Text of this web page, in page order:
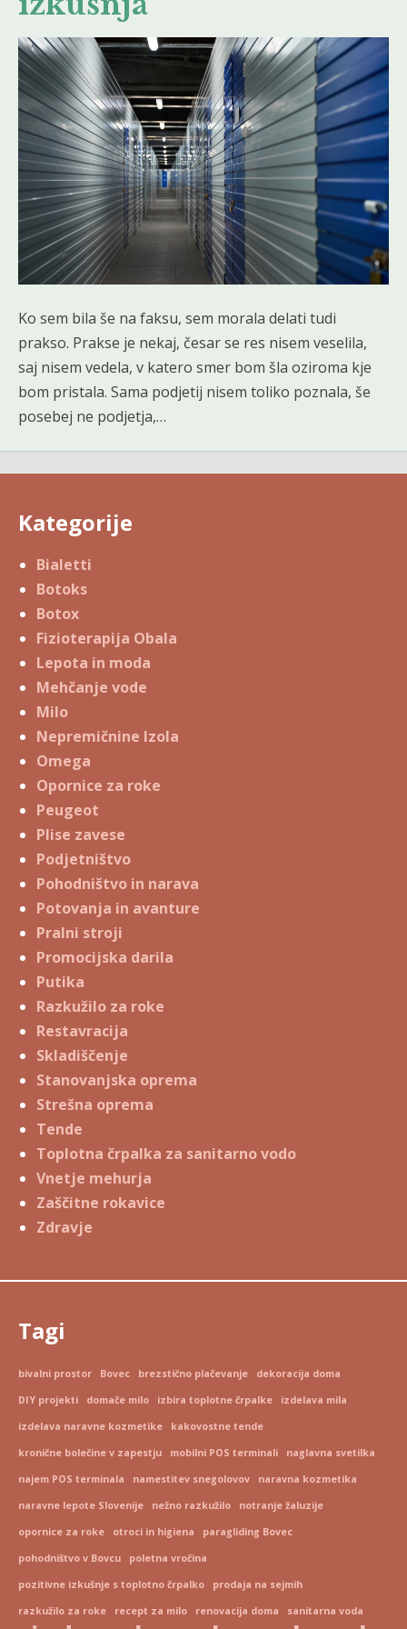
Ko sem bila še na faksu, sem morala delati tudi
prakso. Prakse je nekaj, česar se res nisem veselila,
saj nisem vedela, v katero smer bom šla oziroma kje
bom pristala. Sama podjetij nisem toliko poznala, še
posebej ne podjetja,…
Kategorije
Bialetti
Botoks
Botox
Fizioterapija Obala
Lepota in moda
Mehčanje vode
Milo
Nepremičnine Izola
Omega
Opornice za roke
Peugeot
Plise zavese
Podjetništvo
Pohodništvo in narava
Potovanja in avanture
Pralni stroji
Promocijska darila
Putika
Razkužilo za roke
Restavracija
Skladiščenje
Stanovanjska oprema
Strešna oprema
Tende
Toplotna črpalka za sanitarno vodo
Vnetje mehurja
Zaščitne rokavice
Zdravje
Tagi
bivalni prostor Bovec brezstično plačevanje dekoracija doma
DIY projekti domače milo izbira toplotne črpalke izdelava mila
izdelava naravne kozmetike kakovostne tende
kronične bolečine v zapestju mobilni POS terminali naglavna svetilka
najem POS terminala namestitev snegolovov naravna kozmetika
naravne lepote Slovenije nežno razkužilo notranje žaluzije
opornice za roke otroci in higiena paragliding Bovec
pohodništvo v Bovcu poletna vročina
pozitivne izkušnje s toplotno črpalko prodaja na sejmih
razkužilo za roke recept za milo renovacija doma sanitarna voda